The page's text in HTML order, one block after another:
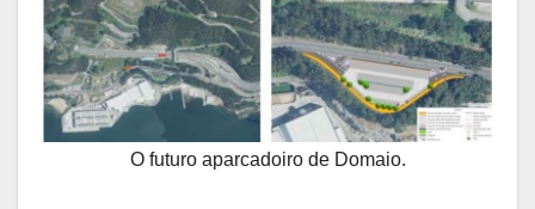
O futuro aparcadoiro de Domaio.